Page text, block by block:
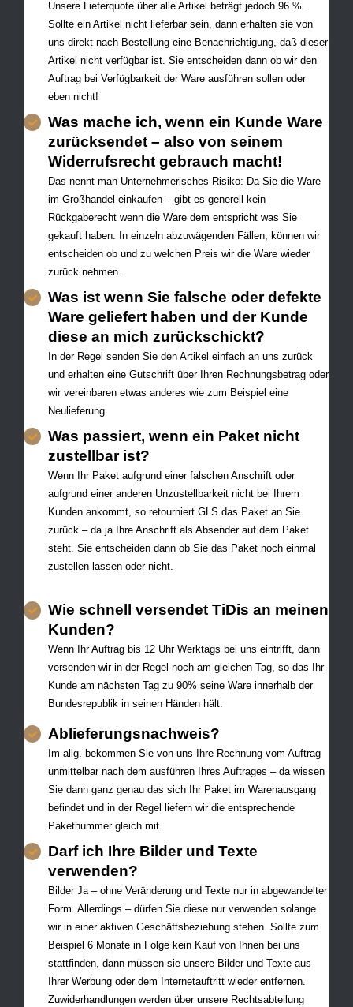
Unsere Lieferquote über alle Artikel beträgt jedoch 96 %.
Sollte ein Artikel nicht lieferbar sein, dann erhalten sie von
uns direkt nach Bestellung eine Benachrichtigung, daß dieser
Artikel nicht verfügbar ist. Sie entscheiden dann ob wir den
Auftrag bei Verfügbarkeit der Ware ausführen sollen oder
eben nicht!
Was mache ich, wenn ein Kunde Ware
zurücksendet – also von seinem
Widerrufsrecht gebrauch macht!
Das nennt man Unternehmerisches Risiko: Da Sie die Ware
im Großhandel einkaufen – gibt es generell kein
Rückgaberecht wenn die Ware dem entspricht was Sie
gekauft haben. In einzeln abzuwägenden Fällen, können wir
entscheiden ob und zu welchen Preis wir die Ware wieder
zurück nehmen.
Was ist wenn Sie falsche oder defekte
Ware geliefert haben und der Kunde
diese an mich zurückschickt?
In der Regel senden Sie den Artikel einfach an uns zurück
und erhalten eine Gutschrift über Ihren Rechnungsbetrag oder
wir vereinbaren etwas anderes wie zum Beispiel eine
Neulieferung.
Was passiert, wenn ein Paket nicht
zustellbar ist?
Wenn Ihr Paket aufgrund einer falschen Anschrift oder
aufgrund einer anderen Unzustellbarkeit nicht bei Ihrem
Kunden ankommt, so retourniert GLS das Paket an Sie
zurück – da ja Ihre Anschrift als Absender auf dem Paket
steht. Sie entscheiden dann ob Sie das Paket noch einmal
zustellen lassen oder nicht.
Wie schnell versendet TiDis an meinen
Kunden?
Wenn Ihr Auftrag bis 12 Uhr Werktags bei uns eintrifft, dann
versenden wir in der Regel noch am gleichen Tag, so das Ihr
Kunde am nächsten Tag zu 90% seine Ware innerhalb der
Bundesrepublik in seinen Händen hält:
Ablieferungsnachweis?
Im allg. bekommen Sie von uns Ihre Rechnung vom Auftrag
unmittelbar nach dem ausführen Ihres Auftrages – da wissen
Sie dann ganz genau das sich Ihr Paket im Warenausgang
befindet und in der Regel liefern wir die entsprechende
Paketnummer gleich mit.
Darf ich Ihre Bilder und Texte
verwenden?
Bilder Ja – ohne Veränderung und Texte nur in abgewandelter
Form. Allerdings – dürfen Sie diese nur verwenden solange
wir in einer aktiven Geschäftsbeziehung stehen. Sollte zum
Beispiel 6 Monate in Folge kein Kauf von Ihnen bei uns
stattfinden, dann müssen sie unsere Bilder und Texte aus
Ihrer Werbung oder dem Internetauftritt wieder entfernen.
Zuwiderhandlungen werden über unsere Rechtsabteilung